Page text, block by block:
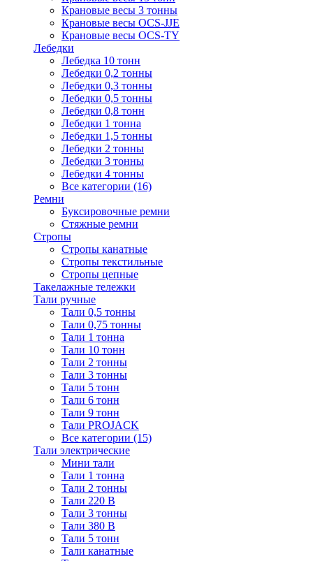
Крановые весы 3 тонны
Крановые весы OCS-JJE
Крановые весы OCS-TY
Лебедки
Лебедка 10 тонн
Лебедки 0,2 тонны
Лебедки 0,3 тонны
Лебедки 0,5 тонны
Лебедки 0,8 тонн
Лебедки 1 тонна
Лебедки 1,5 тонны
Лебедки 2 тонны
Лебедки 3 тонны
Лебедки 4 тонны
Все категории (16)
Ремни
Буксировочные ремни
Стяжные ремни
Стропы
Стропы канатные
Стропы текстильные
Стропы цепные
Такелажные тележки
Тали ручные
Тали 0,5 тонны
Тали 0,75 тонны
Тали 1 тонна
Тали 10 тонн
Тали 2 тонны
Тали 3 тонны
Тали 5 тонн
Тали 6 тонн
Тали 9 тонн
Тали PROJACK
Все категории (15)
Тали электрические
Мини тали
Тали 1 тонна
Тали 2 тонны
Тали 220 В
Тали 3 тонны
Тали 380 В
Тали 5 тонн
Тали канатные